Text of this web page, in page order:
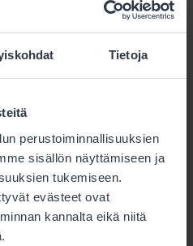
Tietoja
perustoiminnallisuuksien
sisällön näyttämiseen ja
tukemiseen.
evästeet ovat
kannalta eikä niitä
lupa-alueen kartta:
taimenen ja